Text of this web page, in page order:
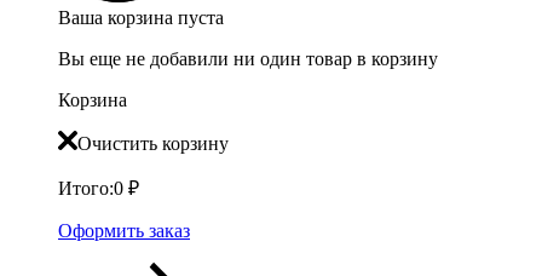
Ваша корзина пуста
Вы еще не добавили ни один товар в корзину
Корзина
Очистить корзину
Итого:0 ₽
Оформить заказ